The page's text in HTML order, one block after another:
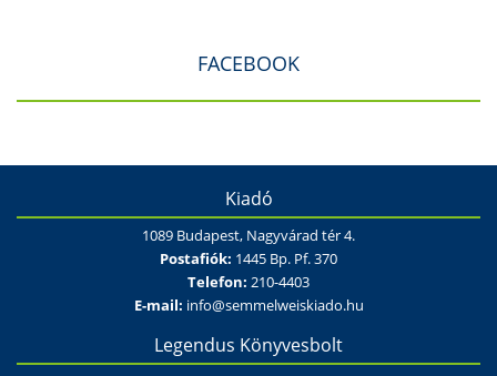
FACEBOOK
Kiadó
1089 Budapest, Nagyvárad tér 4.
Postafiók: 1445 Bp. Pf. 370
Telefon: 210-4403
E-mail: info@semmelweiskiado.hu
Legendus Könyvesbolt